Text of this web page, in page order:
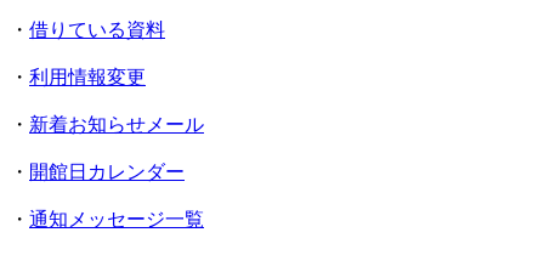
・ 借りている資料
・ 利用情報変更
・ 新着お知らせメール
・ 開館日カレンダー
・ 通知メッセージ一覧